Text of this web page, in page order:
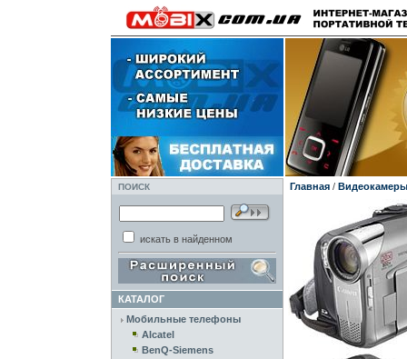
ПОИСК
искать в найденном
КАТАЛОГ
Мобильные телефоны
Alcatel
BenQ-Siemens
Главная/ Видеокамеры